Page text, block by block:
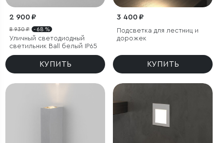
2 900 ₽
8 930 ₽ - 68 %
Уличный светодиодный
светильник Ball белый IP65
КУПИТЬ
3 400 ₽
Подсветка для лестниц и
дорожек
КУПИТЬ